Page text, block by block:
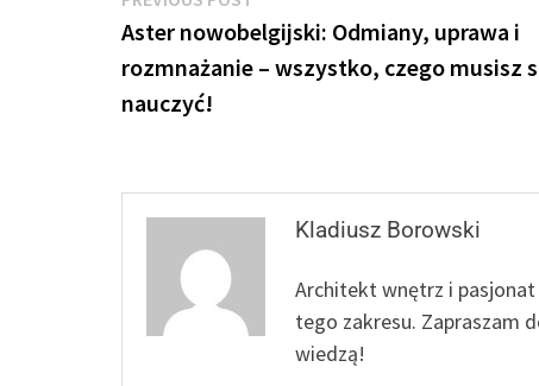
wpisu
post:
Aster nowobelgijski: Odmiany, uprawa i
rozmnażanie – wszystko, czego musisz
nauczyć!
Kladiusz Borowski
Architekt wnętrz i
tego zakresu. Zapraszam
wiedzą!